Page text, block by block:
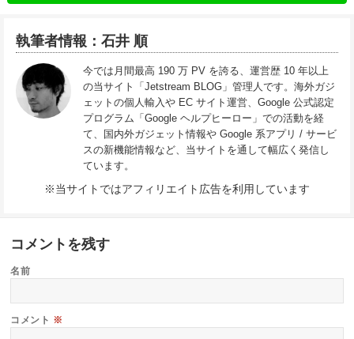
執筆者情報：石井 順
今では月間最高 190 万 PV を誇る、運営歴 10 年以上
の当サイト「Jetstream BLOG」管理人です。海外ガジ
ェットの個人輸入や EC サイト運営、Google 公式認定
プログラム「Google ヘルプヒーロー」での活動を経
て、国内外ガジェット情報や Google 系アプリ / サービ
スの新機能情報など、当サイトを通して幅広く発信し
ています。
※当サイトではアフィリエイト広告を利用しています
コメントを残す
名前
コメント ※